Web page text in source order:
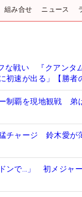
組み合せ ニュース
フな戦い 『クアン
初速が出る」【勝者
制覇を現地観戦 弟
チャージ 鈴木愛が
ンで…」 初メジャー